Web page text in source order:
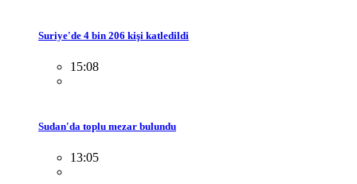
Suriye'de 4 bin 206 kişi katledildi
15:08
Sudan'da toplu mezar bulundu
13:05